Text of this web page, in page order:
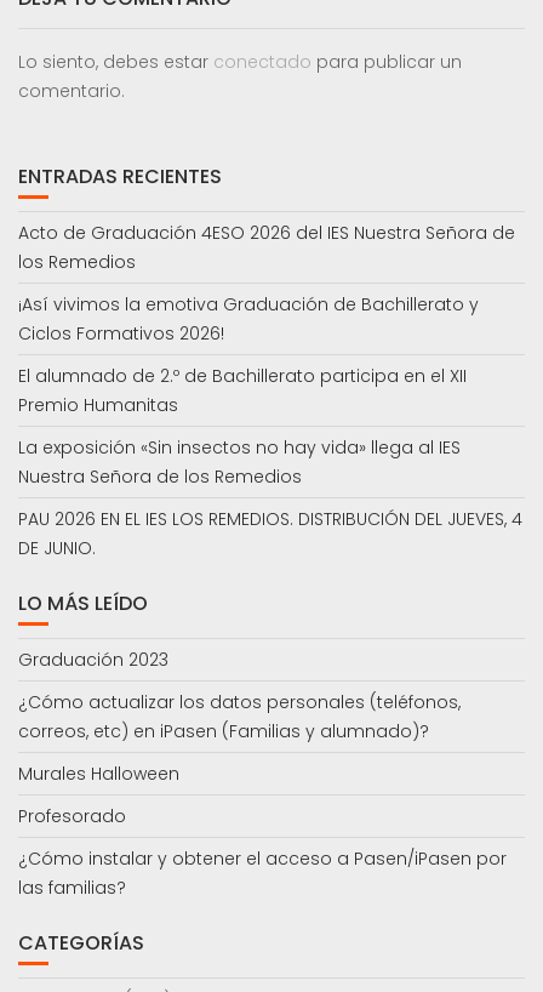
Lo siento, debes estar conectado para publicar un
comentario.
ENTRADAS RECIENTES
Acto de Graduación 4ESO 2026 del IES Nuestra Señora de
los Remedios
¡Así vivimos la emotiva Graduación de Bachillerato y
Ciclos Formativos 2026!
El alumnado de 2.º de Bachillerato participa en el XII
Premio Humanitas
La exposición «Sin insectos no hay vida» llega al IES
Nuestra Señora de los Remedios
PAU 2026 EN EL IES LOS REMEDIOS. DISTRIBUCIÓN DEL JUEVES, 4
DE JUNIO.
LO MÁS LEÍDO
Graduación 2023
¿Cómo actualizar los datos personales (teléfonos,
correos, etc) en iPasen (Familias y alumnado)?
Murales Halloween
Profesorado
¿Cómo instalar y obtener el acceso a Pasen/iPasen por
las familias?
CATEGORÍAS